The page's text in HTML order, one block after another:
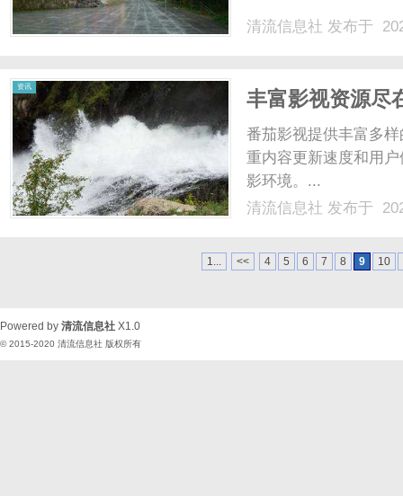
清流信息社 发布于
资讯
丰富影视资源尽
番茄影视提供丰富多
重内容更新速度和用
影环境。...
清流信息社 发布于
1... << 4 5 6 7 8 9 10
Powered by 清流信息社 X1.0
© 2015-2020 清流信息社 版权所有